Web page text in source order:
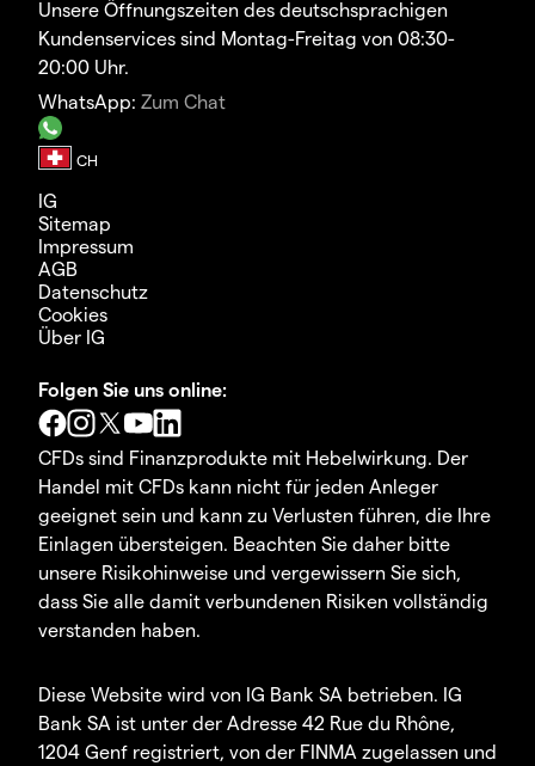
Unsere Öffnungszeiten des deutschsprachigen
Kundenservices sind Montag-Freitag von 08:30-
20:00 Uhr.
WhatsApp: Zum Chat
IG
Sitemap
Impressum
AGB
Datenschutz
Cookies
Über IG
Folgen Sie uns online:
CFDs sind Finanzprodukte mit Hebelwirkung. Der
Handel mit CFDs kann nicht für jeden Anleger
geeignet sein und kann zu Verlusten führen, die Ihre
Einlagen übersteigen. Beachten Sie daher bitte
unsere Risikohinweise und vergewissern Sie sich,
dass Sie alle damit verbundenen Risiken vollständig
verstanden haben.
Diese Website wird von IG Bank SA betrieben. IG
Bank SA ist unter der Adresse 42 Rue du Rhône,
1204 Genf registriert, von der FINMA zugelassen und